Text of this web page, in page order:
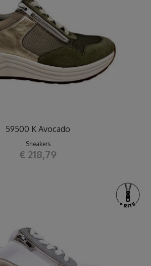
59500 K Avocado
Sneakers
€ 218,79